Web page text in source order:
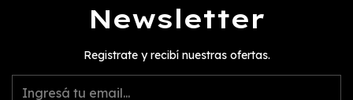
Newsletter
Registrate y recibí nuestras ofertas.